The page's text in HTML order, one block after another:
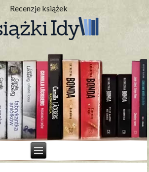
Recenzje książek